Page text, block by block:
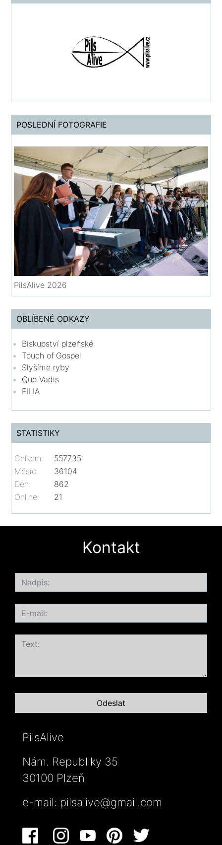
POSLEDNÍ FOTOGRAFIE
PilsAlive 2026
OBLÍBENÉ ODKAZY
Biskupství plzeňské
Touch of Gospel
Slyšíme ryby
Quo Vadis
FILIA
STATISTIKY
Online: 21
Celkem:
557735
Měsíc:
36104
Den:
862
Kontakt
PilsAlive
Nám. Republiky 35
30100 Plzeň
e-mail: pilsalive@gmail.com